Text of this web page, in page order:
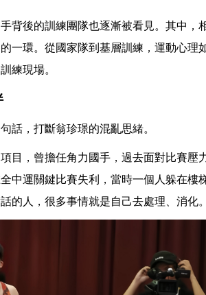
背後的訓練團隊也逐漸被看見。其中，
一環。從國家隊到基層訓練，運動心理
練現場。
話，打斷翁珍璟的混亂思緒。
目，曾擔任角力國手，過去面對比賽壓
中運關鍵比賽失利，當時一個人躲在樓
的人，很多事情就是自己去處理、消化。